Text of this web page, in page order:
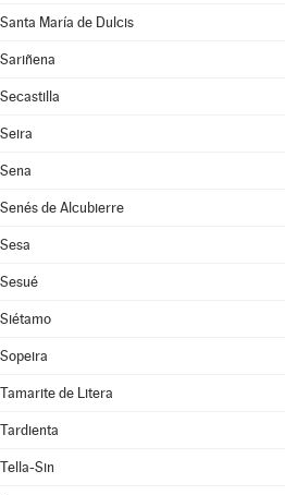
Santa María de Dulcis
Sariñena
Secastilla
Seira
Sena
Senés de Alcubierre
Sesa
Sesué
Siétamo
Sopeira
Tamarite de Litera
Tardienta
Tella-Sin